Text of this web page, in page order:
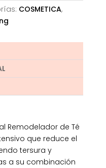
COSMETICA,
Remodelador de Té
que reduce el
tersura y
a su combinación